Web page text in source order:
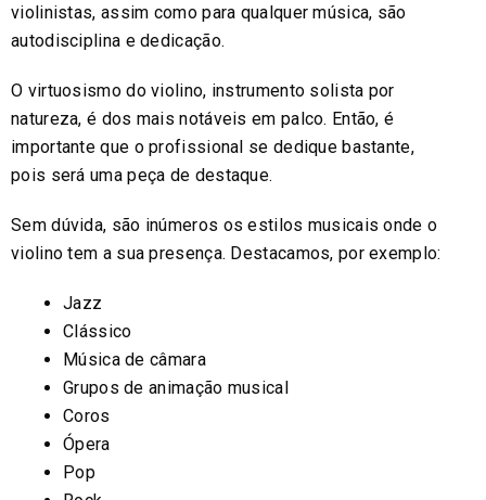
violinistas, assim como para qualquer música, são
autodisciplina e dedicação.
O virtuosismo do violino, instrumento solista por
natureza, é dos mais notáveis em palco. Então, é
importante que o profissional se dedique bastante,
pois será uma peça de destaque.
Sem dúvida, são inúmeros os estilos musicais onde o
violino tem a sua presença. Destacamos, por exemplo:
Jazz
Clássico
Música de câmara
Grupos de animação musical
Coros
Ópera
Pop